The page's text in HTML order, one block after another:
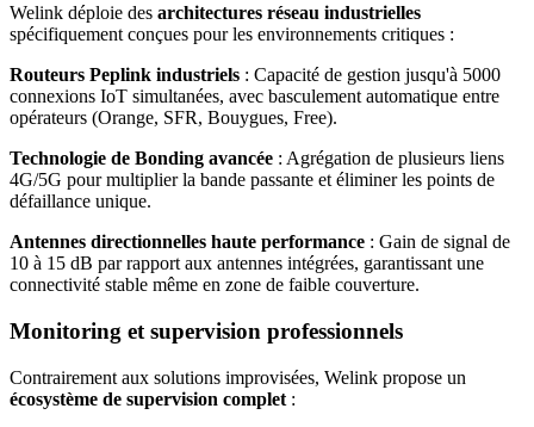
Welink déploie des architectures réseau industrielles
spécifiquement conçues pour les environnements critiques :
Routeurs Peplink industriels : Capacité de gestion jusqu'à 5000
connexions IoT simultanées, avec basculement automatique entre
opérateurs (Orange, SFR, Bouygues, Free).
Technologie de Bonding avancée : Agrégation de plusieurs liens
4G/5G pour multiplier la bande passante et éliminer les points de
défaillance unique.
Antennes directionnelles haute performance : Gain de signal de
10 à 15 dB par rapport aux antennes intégrées, garantissant une
connectivité stable même en zone de faible couverture.
Monitoring et supervision professionnels
Contrairement aux solutions improvisées, Welink propose un
écosystème de supervision complet :